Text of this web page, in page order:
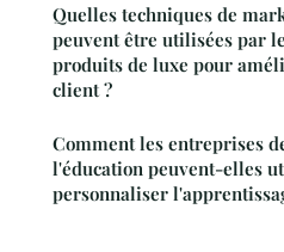
Quelles techniques de
peuvent être utilisées par
produits de luxe pour
client ?
Comment les entreprises
l'éducation peuvent-elles
personnaliser